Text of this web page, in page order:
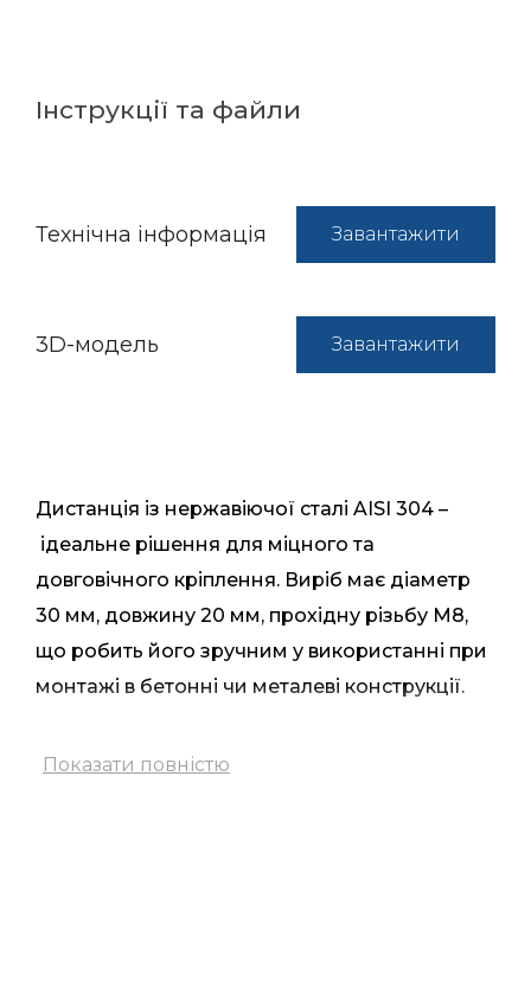
Інструкції та файли
Технічна інформація Завантажити
3D-модель Завантажити
Дистанція із нержавіючої сталі AISI 304 –
ідеальне рішення для міцного та
довговічного кріплення. Виріб має діаметр
30 мм, довжину 20 мм, прохідну різьбу М8,
що робить його зручним у використанні при
монтажі в бетонні чи металеві конструкції.
Особливість конструкції – потай на одній
Показати повністю